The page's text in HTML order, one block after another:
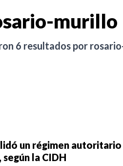
murillo
6 resultados por
un régimen autoritario
la CIDH